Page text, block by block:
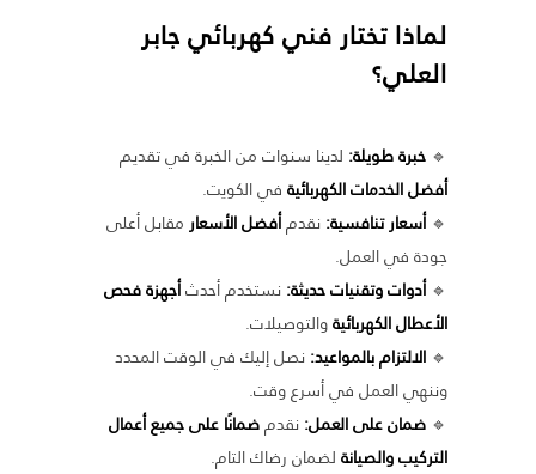
لماذا تختار فني كهربائي جابر
العلي؟
🔹 خبرة طويلة: لدينا سنوات من الخبرة في تقديم
أفضل الخدمات الكهربائيةفي الكويت.
🔹أسعار تنافسية:نقدمأفضل الأسعارمقابل أعلى
جودة في العمل.
🔹أدوات وتقنيات حديثة:نستخدم أحدثأجهزة فحص
الأعطال الكهربائيةوالتوصيلات.
🔹 الالتزام بالمواعيد:نصل إليك في الوقت المحدد
وننهي العمل في أسرع وقت.
🔹 ضمان على العمل:نقدمضمانًا على جميع أعمال
التركيب والصيانةلضمان رضاك التام.